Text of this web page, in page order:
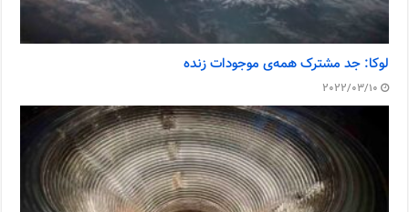
لوکا: جد مشترک همه‌ی موجودات زنده
2022/03/10